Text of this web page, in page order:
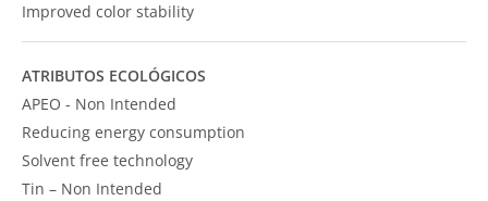
Improved color stability
ATRIBUTOS ECOLÓGICOS
APEO - Non Intended
Reducing energy consumption
Solvent free technology
Tin – Non Intended